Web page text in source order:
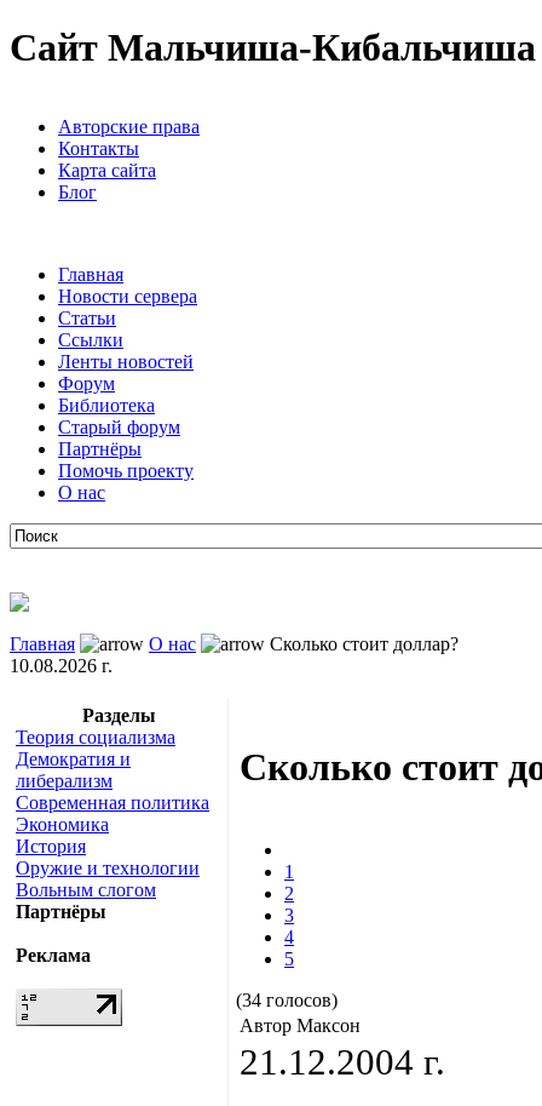
Сайт Мальчиша-Кибальчиша
Авторские права
Контакты
Карта сайта
Блог
Главная
Новости сервера
Статьи
Ссылки
Ленты новостей
Форум
Библиотека
Старый форум
Партнёры
Помочь проекту
О нас
Главная О нас
Сколько стоит доллар?
10.08.2026 г.
Разделы
Теория социализма
Демократия и
либерализм
Современная политика
Экономика
История
Оружие и технологии
Вольным слогом
Партнёры
Реклама
Сколько стоит
1
2
3
4
5
(34 голосов)
Автор Максон
21.12.2004 г.